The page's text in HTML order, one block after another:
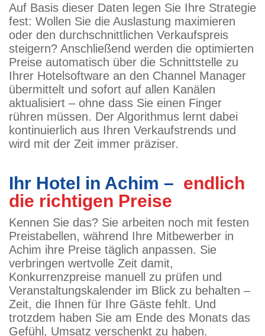
Auf Basis dieser Daten legen Sie Ihre Strategie
fest: Wollen Sie die Auslastung maximieren
oder den durchschnittlichen Verkaufspreis
steigern? Anschließend werden die optimierten
Preise automatisch über die Schnittstelle zu
Ihrer Hotelsoftware an den Channel Manager
übermittelt und sofort auf allen Kanälen
aktualisiert – ohne dass Sie einen Finger
rühren müssen. Der Algorithmus lernt dabei
kontinuierlich aus Ihren Verkaufstrends und
wird mit der Zeit immer präziser.
Ihr Hotel in Achim – endlich
die richtigen Preise
Kennen Sie das? Sie arbeiten noch mit festen
Preistabellen, während Ihre Mitbewerber in
Achim ihre Preise täglich anpassen. Sie
verbringen wertvolle Zeit damit,
Konkurrenzpreise manuell zu prüfen und
Veranstaltungskalender im Blick zu behalten –
Zeit, die Ihnen für Ihre Gäste fehlt. Und
trotzdem haben Sie am Ende des Monats das
Gefühl, Umsatz verschenkt zu haben.